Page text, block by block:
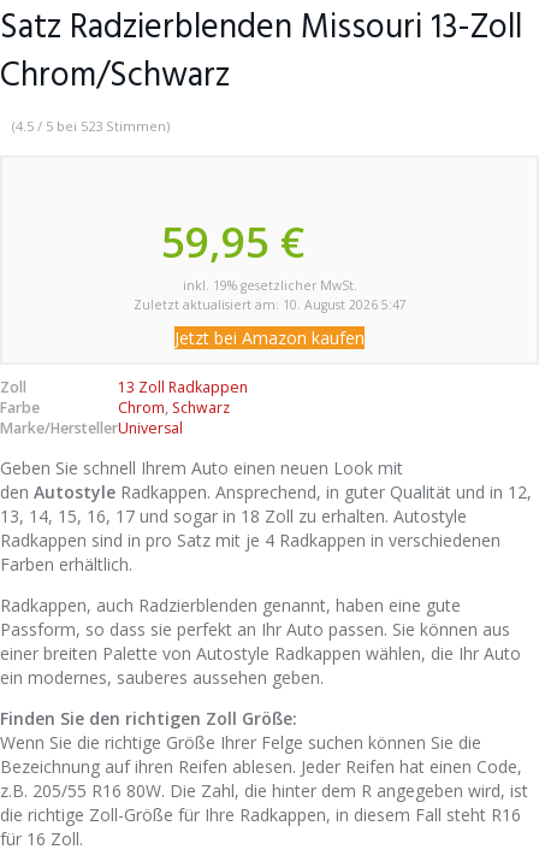
Satz Radzierblenden Missouri 13-Zoll
Chrom/Schwarz
(4.5 / 5 bei 523 Stimmen)
59,95 €
inkl. 19% gesetzlicher MwSt.
Zuletzt aktualisiert am: 10. August 2026 5:47
Jetzt bei Amazon kaufen
Zoll
13 Zoll Radkappen
Farbe
Chrom, Schwarz
Marke/HerstellerUniversal
Geben Sie schnell Ihrem Auto einen neuen Look mit
den Autostyle Radkappen. Ansprechend, in guter Qualität und in 12,
13, 14, 15, 16, 17 und sogar in 18 Zoll zu erhalten. Autostyle
Radkappen sind in pro Satz mit je 4 Radkappen in verschiedenen
Farben erhältlich.
Radkappen, auch Radzierblenden genannt, haben eine gute
Passform, so dass sie perfekt an Ihr Auto passen. Sie können aus
einer breiten Palette von Autostyle Radkappen wählen, die Ihr Auto
ein modernes, sauberes aussehen geben.
Finden Sie den richtigen Zoll Größe:
Wenn Sie die richtige Größe Ihrer Felge suchen können Sie die
Bezeichnung auf ihren Reifen ablesen. Jeder Reifen hat einen Code,
z.B. 205/55 R16 80W. Die Zahl, die hinter dem R angegeben wird, ist
die richtige Zoll-Größe für Ihre Radkappen, in diesem Fall steht R16
für 16 Zoll.